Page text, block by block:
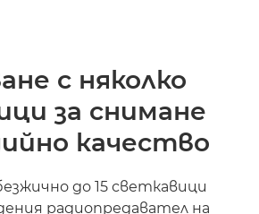
с няколко
за снимане
качество
до 15 светкавици
радиопредавател на